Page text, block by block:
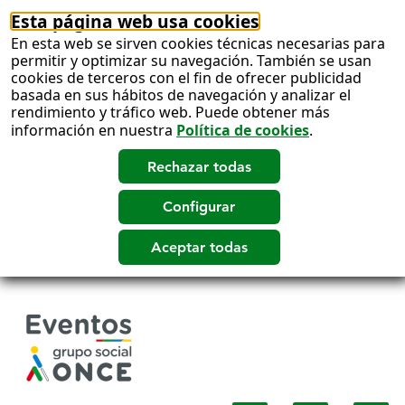
Esta página web usa cookies
En esta web se sirven cookies técnicas necesarias para
permitir y optimizar su navegación. También se usan
cookies de terceros con el fin de ofrecer publicidad
basada en sus hábitos de navegación y analizar el
rendimiento y tráfico web. Puede obtener más
información en nuestra Política de cookies.